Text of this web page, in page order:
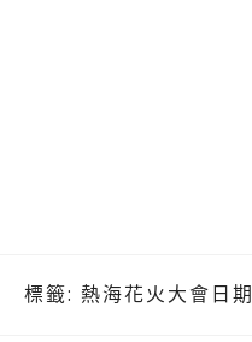
標籤: 熱海花火大會日期